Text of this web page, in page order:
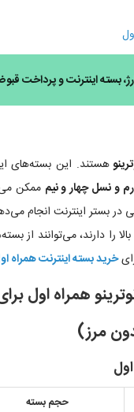
بسته اینترنت و پرداخت
هستند. این بسته‌های
و نسل چهار و نیم ممکن
بستر اینترنت انجام
را دارند، می‌توانند از
خرید بسته اینترنت همراه
همراه اول
مرز)
حجم بسته